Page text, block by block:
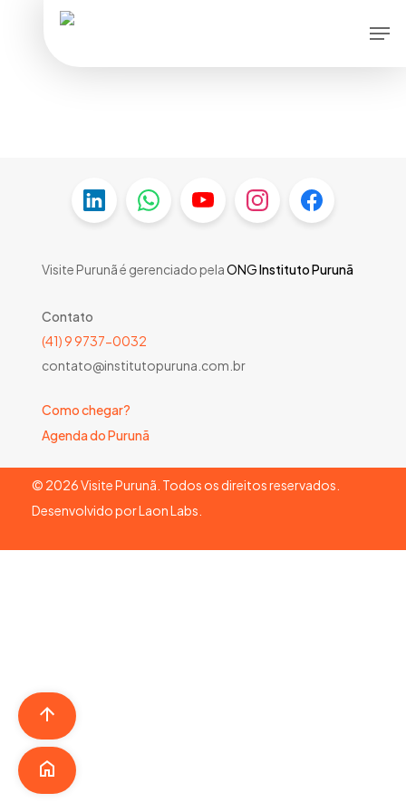
Visite Purunã é gerenciado pelaONGInstituto Purunã
Contato
(41) 9 9737-0032
contato@institutopuruna.com.br
Como chegar?
Agenda do Purunã
© 2026Visite Purunã. Todos os direitos reservados.
Desenvolvido porLaon Labs